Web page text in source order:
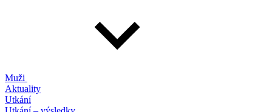
Muži
Aktuality
Utkání